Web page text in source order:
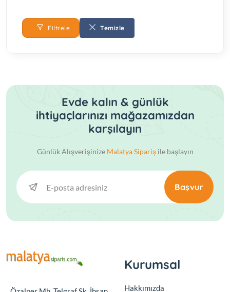
Çerezlik
Kahve Fincanı
Kase
Filtrele Temizle
Evde kalın & günlük
ihtiyaçlarınızı mağazamızdan
karşılayın
Günlük Alışverişinize Malatya Siparişile başlayın
Başvur
Kurumsal
Hakkımızda